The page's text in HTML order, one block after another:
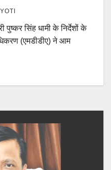
सिंह धामी के निर्देशों के
(एमडीडीए) ने आम